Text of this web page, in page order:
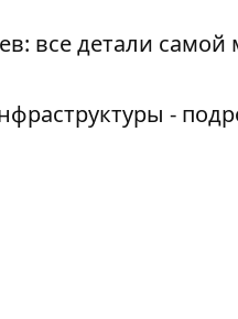
все детали самой
-